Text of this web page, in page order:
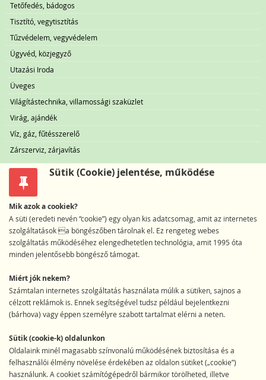
Tetőfedés, bádogos
Tisztító, vegytisztítás
Tűzvédelem, vegyvédelem
Ügyvéd, közjegyző
Utazási Iroda
Üveges
Világítástechnika, villamossági szaküzlet
Virág, ajándék
Víz, gáz, fűtésszerelő
Zárszerviz, zárjavítás
Sütik (Cookie) jelentése, működése
Mik azok a cookiek?
A süti (eredeti nevén “cookie”) egy olyan kis adatcsomag, amit az internetes
szolgáltatások a böngészőben tárolnak el. Ez rengeteg webes
szolgáltatás működéséhez elengedhetetlen technológia, amit 1995 óta
minden jelentősebb böngésző támogat.
Miért jók nekem?
Számtalan internetes szolgáltatás használata múlik a sütiken, sajnos a
célzott reklámok is. Ennek segítségével tudsz például bejelentkezni
(bárhova) vagy éppen személyre szabott tartalmat elérni a neten.
Sütik (cookie-k) oldalunkon
Oldalaink minél magasabb színvonalú működésének biztosítása és a
felhasználói élmény növelése érdekében az oldalon sütiket („cookie”)
használunk. A cookiet számítógépedről bármikor törölheted, illetve